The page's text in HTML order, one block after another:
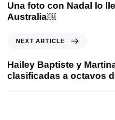
Una foto con Nadal lo
Australia￼
NEXT ARTICLE
Hailey Baptiste y
clasificadas a octavos